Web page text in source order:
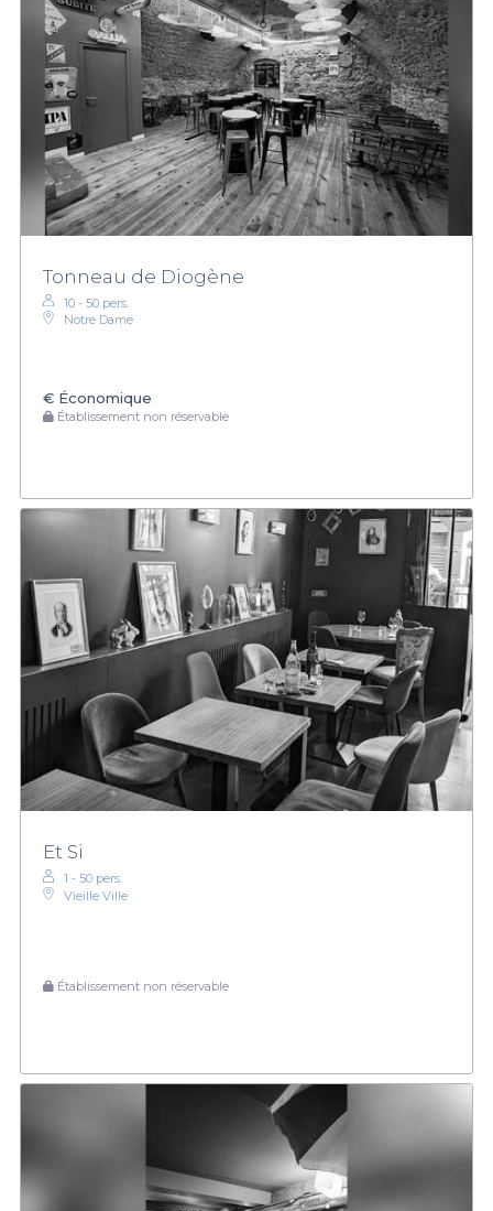
Tonneau de Diogène
10 - 50 pers.
Notre Dame
€ Économique
Établissement non réservable
Et Si
1 - 50 pers.
Vieille Ville
Établissement non réservable